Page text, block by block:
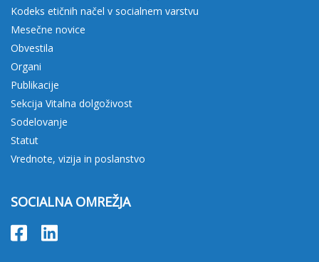
Kodeks etičnih načel v socialnem varstvu
Mesečne novice
Obvestila
Organi
Publikacije
Sekcija Vitalna dolgoživost
Sodelovanje
Statut
Vrednote, vizija in poslanstvo
SOCIALNA OMREŽJA